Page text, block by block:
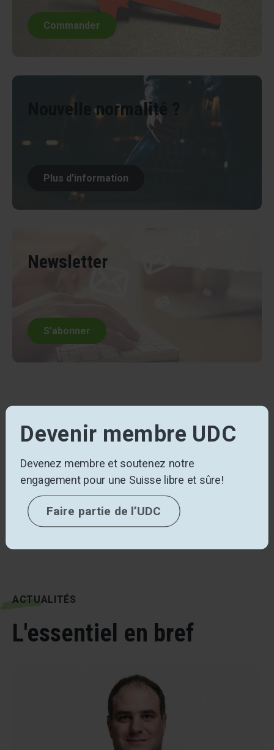
Commander
Nouvelle normalité ?
Plus d'information
Newsletter
S’abonner
Devenir membre UDC
Devenez membre et soutenez notre
engagement pour une Suisse libre et sûre!
Faire partie de l’UDC
ACTUALITÉS
L'essentiel en bref